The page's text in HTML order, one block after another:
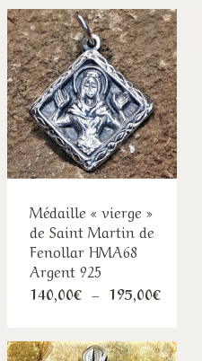
Médaille « vierge »
de Saint Martin de
Fenollar HMA68
Argent 925
140,00€ – 195,00€
à